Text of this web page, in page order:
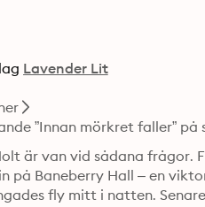
Lavender Lit
är van vid sådana frågor.
på Baneberry Hall – en
fly mitt i natten.